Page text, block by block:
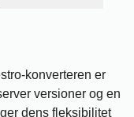
konverteren er
versioner og en
dens fleksibilitet